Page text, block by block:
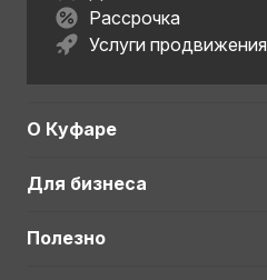
Рассрочка
Услуги продвижения
О Куфаре
Для бизнеса
Полезно